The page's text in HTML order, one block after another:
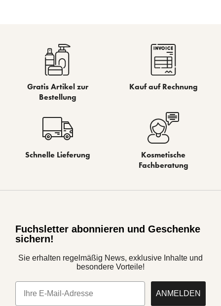
Gratis Artikel zur
Bestellung
Kauf auf Rechnung
Schnelle Lieferung
Kosmetische
Fachberatung
Fuchsletter abonnieren und Geschenke
sichern!
Sie erhalten regelmäßig News, exklusive Inhalte und
besondere Vorteile!
E-Mail
ANMELDEN